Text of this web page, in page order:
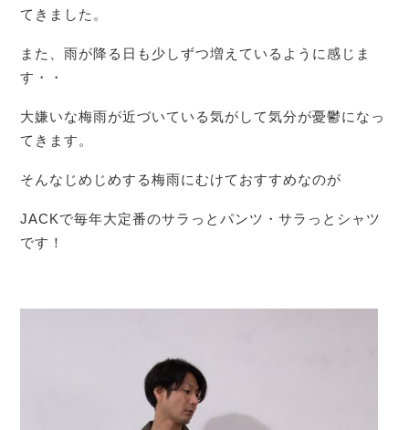
てきました。
また、雨が降る日も少しずつ増えているように感じま
す・・
大嫌いな梅雨が近づいている気がして気分が憂鬱になっ
てきます。
そんなじめじめする梅雨にむけておすすめなのが
JACKで毎年大定番のサラっとパンツ・サラっとシャツ
です！